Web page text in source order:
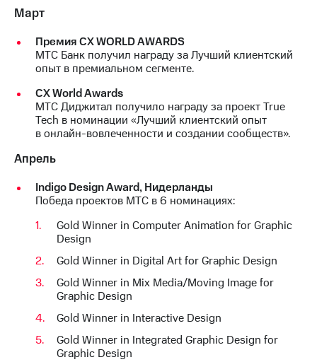
Описание
Еврооблигации-2023
Уведомление
о
погашении
именных
облигаций
Регистратор
Реквизиты
Контакты
развитие
деловая этика
Март
Премия CX WORLD AWARDS
МТС Банк получил награду за Лучший клиентский
опыт в премиальном сегменте.
СХ World Awards
МТС Диджитал получило награду за проект True
Tech в номинации «Лучший клиентский опыт
в онлайн-вовлеченности и создании сообществ».
Апрель
Indigo Design Award, Нидерланды
Победа проектов МТС в 6 номинациях:
Gold Winner in Computer Animation for Graphic
Design
Gold Winner in Digital Art for Graphic Design
Gold Winner in Mix Media/Moving Image for
Graphic Design
Gold Winner in Interactive Design
Gold Winner in Integrated Graphic Design for
Graphic Design